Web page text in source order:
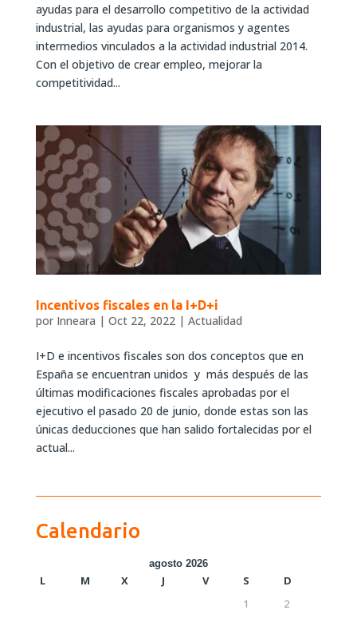
ayudas para el desarrollo competitivo de la actividad
industrial, las ayudas para organismos y agentes
intermedios vinculados a la actividad industrial 2014.
Con el objetivo de crear empleo, mejorar la
competitividad...
Incentivos fiscales en la I+D+i
por Inneara | Oct 22, 2022| Actualidad
I+D e incentivos fiscales son dos conceptos que en
España se encuentran unidos y más después de las
últimas modificaciones fiscales aprobadas por el
ejecutivo el pasado 20 de junio, donde estas son las
únicas deducciones que han salido fortalecidas por el
actual...
Calendario
agosto 2026
L M X J V S
D
1
2